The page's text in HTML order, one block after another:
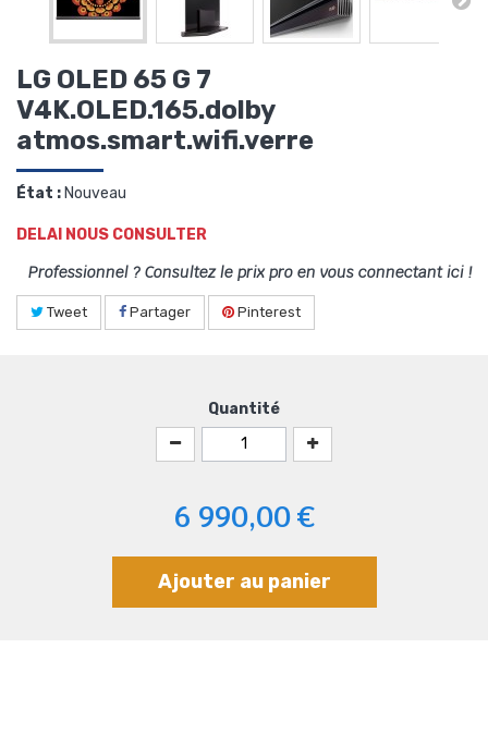
LG OLED 65 G 7
V4K.OLED.165.dolby
atmos.smart.wifi.verre
État :Nouveau
DELAI NOUS CONSULTER
Professionnel ? Consultez le prix pro en vous connectant ici !
Tweet Partager Pinterest
Quantité
6 990,00 €
Ajouter au panier